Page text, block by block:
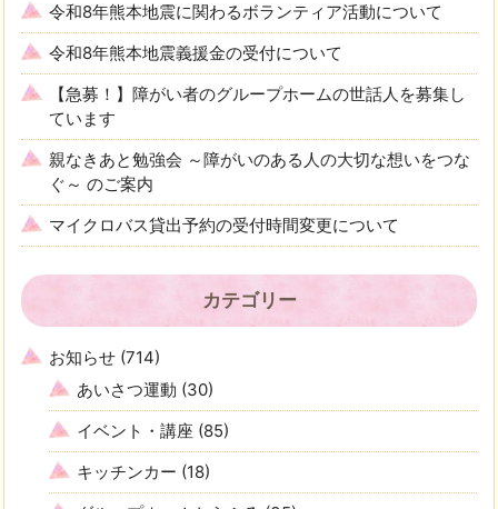
令和8年熊本地震に関わるボランティア活動について
令和8年熊本地震義援金の受付について
【急募！】障がい者のグループホームの世話人を募集し
ています
親なきあと勉強会 ～障がいのある人の大切な想いをつな
ぐ～ のご案内
マイクロバス貸出予約の受付時間変更について
カテゴリー
お知らせ (714)
あいさつ運動 (30)
イベント・講座 (85)
キッチンカー (18)